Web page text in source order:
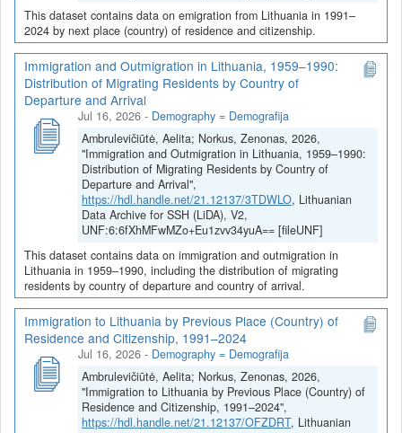
This dataset contains data on emigration from Lithuania in 1991–
2024 by next place (country) of residence and citizenship.
Immigration and Outmigration in Lithuania, 1959–1990:
Distribution of Migrating Residents by Country of
Departure and Arrival
Jul 16, 2026 - Demography = Demografija
Ambrulevičiūtė, Aelita; Norkus, Zenonas, 2026,
"Immigration and Outmigration in Lithuania, 1959–1990:
Distribution of Migrating Residents by Country of
Departure and Arrival",
https://hdl.handle.net/21.12137/3TDWLO, Lithuanian
Data Archive for SSH (LiDA), V2,
UNF:6:6fXhMFwMZo+Eu1zvv34yuA== [fileUNF]
This dataset contains data on immigration and outmigration in
Lithuania in 1959–1990, including the distribution of migrating
residents by country of departure and country of arrival.
Immigration to Lithuania by Previous Place (Country) of
Residence and Citizenship, 1991–2024
Jul 16, 2026 - Demography = Demografija
Ambrulevičiūtė, Aelita; Norkus, Zenonas, 2026,
"Immigration to Lithuania by Previous Place (Country) of
Residence and Citizenship, 1991–2024",
https://hdl.handle.net/21.12137/OFZDRT, Lithuanian